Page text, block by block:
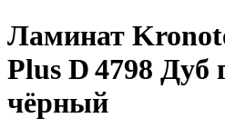
Ламинат
Plus D 4798 Дуб
чёрный